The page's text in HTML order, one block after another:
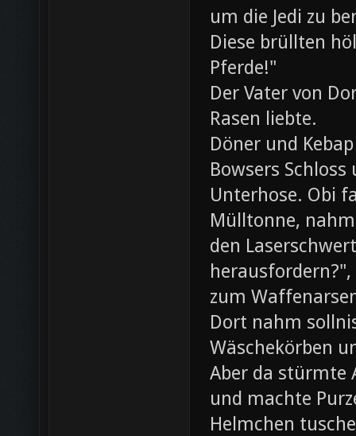
um die Jedi zu
Diese brüllten
Pferde!"
Der Vater von
Rasen liebte.
Döner und
Bowsers
Unterhose. Obi
Mülltonne,
den
zum
Dort nahm
Wäschekörben
Aber da stürmte
und machte
Helmchen